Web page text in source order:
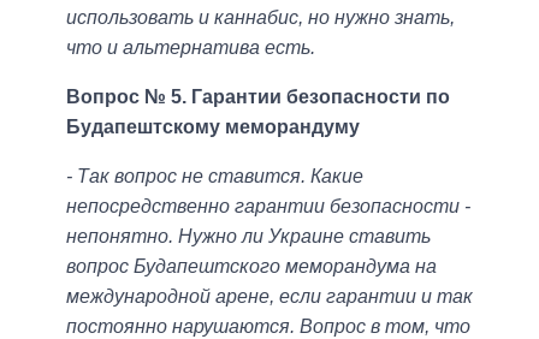
использовать и каннабис, но нужно знать,
что и альтернатива есть.
Вопрос № 5. Гарантии безопасности по
Будапештскому меморандуму
- Так вопрос не ставится. Какие
непосредственно гарантии безопасности -
непонятно. Нужно ли Украине ставить
вопрос Будапештского меморандума на
международной арене, если гарантии и так
постоянно нарушаются. Вопрос в том, что